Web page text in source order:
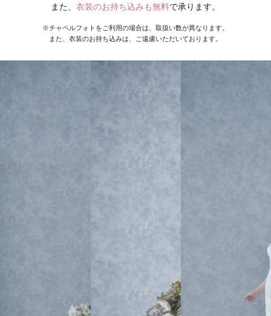
また、 衣装のお持ち込みも無料で承ります。
※チャペルフォトをご利用の場合は、取扱い数が異なります。
また、衣装のお持ち込みは、ご遠慮いただいております。